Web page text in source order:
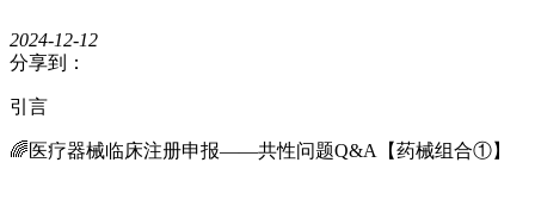
2024-12-12
分享到：
引言
🌈医疗器械临床注册申报——共性问题Q&A【药械组合①】